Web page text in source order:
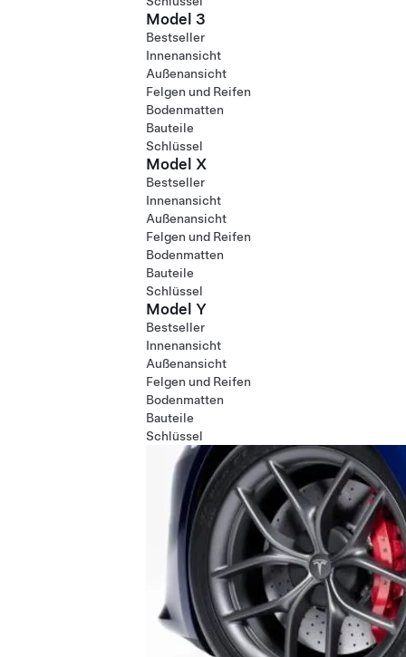
Model 3
Bestseller
Innenansicht
Außenansicht
Felgen und Reifen
Bodenmatten
Bauteile
Schlüssel
Model X
Bestseller
Innenansicht
Außenansicht
Felgen und Reifen
Bodenmatten
Bauteile
Schlüssel
Model Y
Bestseller
Innenansicht
Außenansicht
Felgen und Reifen
Bodenmatten
Bauteile
Schlüssel